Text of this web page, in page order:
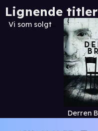
Lignende titler
Vi som solgte landet